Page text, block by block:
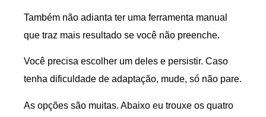
Também não adianta ter uma ferramenta manual
que traz mais resultado se você não preenche.
Você precisa escolher um deles e persistir. Caso
tenha dificuldade de adaptação, mude, só não pare.
As opções são muitas. Abaixo eu trouxe os quatro